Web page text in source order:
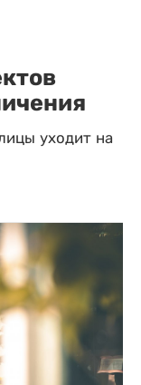
уходит на